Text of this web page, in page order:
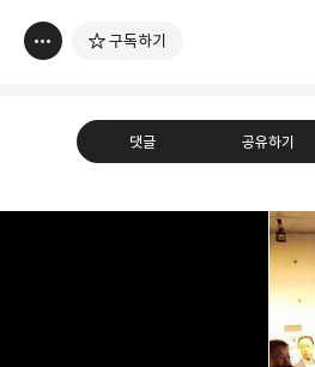
구독하기
댓글 공유하기
bravesjb@gmail.com, South Korea,